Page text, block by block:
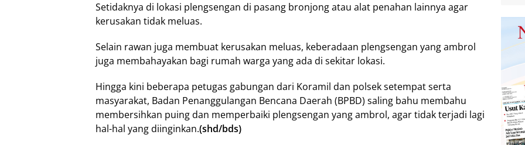
Setidaknya di lokasi plengsengan di pasang bronjong atau alat penahan lainnya agar
kerusakan tidak meluas.
Selain rawan juga membuat kerusakan meluas, keberadaan plengsengan yang ambrol
juga membahayakan bagi rumah warga yang ada di sekitar lokasi.
Hingga kini beberapa petugas gabungan dari Koramil dan polsek setempat serta
masyarakat, Badan Penanggulangan Bencana Daerah (BPBD) saling bahu membahu
membersihkan puing dan memperbaiki plengsengan yang ambrol, agar tidak terjadi lagi
hal-hal yang diinginkan.(shd/bds)